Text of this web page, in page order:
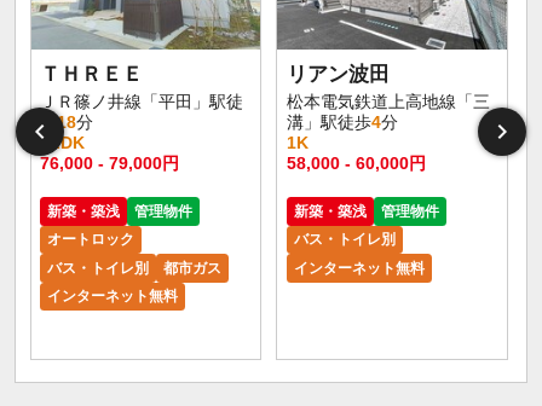
ＴＨＲＥＥ
ＪＲ篠ノ井線「平田」駅徒
歩18分
1LDK
76,000 - 79,000円
新築・築浅
管理物件
オートロック
バス・トイレ別
都市ガス
インターネット無料
リアン波田
松本電気鉄道上高地線「三
溝」駅徒歩4分
1K
58,000 - 60,000円
新築・築浅
管理物件
バス・トイレ別
インターネット無料